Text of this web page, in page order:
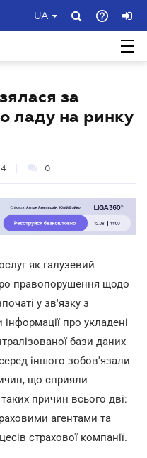
UA
за
ладу на ринку
0
як галузевий
правопорушення щодо
у зв'язку з
про укладені
бази даних
іншого зобов'язали
що сприяли
причин всього дві:
агентами та
страхової компанії.